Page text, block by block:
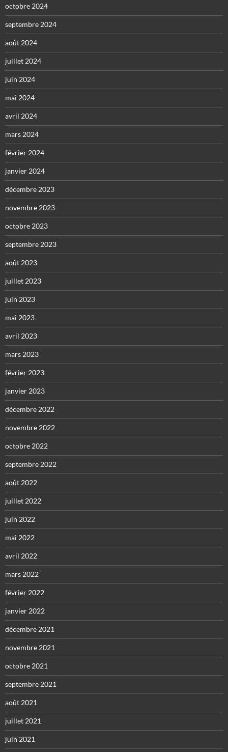
octobre 2024
septembre 2024
août 2024
juillet 2024
juin 2024
mai 2024
avril 2024
mars 2024
février 2024
janvier 2024
décembre 2023
novembre 2023
octobre 2023
septembre 2023
août 2023
juillet 2023
juin 2023
mai 2023
avril 2023
mars 2023
février 2023
janvier 2023
décembre 2022
novembre 2022
octobre 2022
septembre 2022
août 2022
juillet 2022
juin 2022
mai 2022
avril 2022
mars 2022
février 2022
janvier 2022
décembre 2021
novembre 2021
octobre 2021
septembre 2021
août 2021
juillet 2021
juin 2021